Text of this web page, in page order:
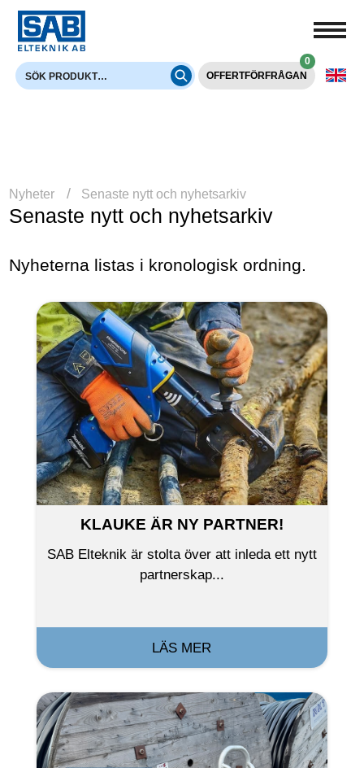
OFFERTFÖRFRÅGAN
0
Nyheter Senaste nytt och nyhetsarkiv
Senaste nytt och nyhetsarkiv
Nyheterna listas i kronologisk ordning.
KLAUKE ÄR NY PARTNER!
SAB Elteknik är stolta över att inleda ett nytt
partnerskap...
LÄS MER